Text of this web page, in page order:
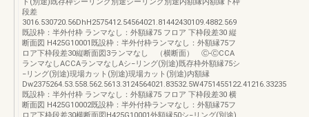
段差
3016.530720.56DhH2575412.54564021.81442430109.4882.569
既設枠：半外付枠 ランマなし：外額縁75 フロア 下枠段差30 縦
断面図 H425G10001既設枠：半外付枠ランマなし：外額縁75フ
ロア下枠段差30縦断面図3ランマなし （横断面） Ⓒ-ⒸCCA
ランマなしACCAランマなしAシ−リング(別途)既存枠外額縁75シ
−リング(別途)現場カット(別途)現場カット(別途)内額縁
Dw2375264.53.558.562.5613.3124564021.83532.5W4751455122.41216.33235
既設枠：半外付枠 ランマなし：外額縁75 フロア 下枠段差30 横
断面図 H425G10002既設枠：半外付枠ランマなし：外額縁75フ
ロア下枠段差30横断面図H425G10001外額縁50シ−リング(別途)